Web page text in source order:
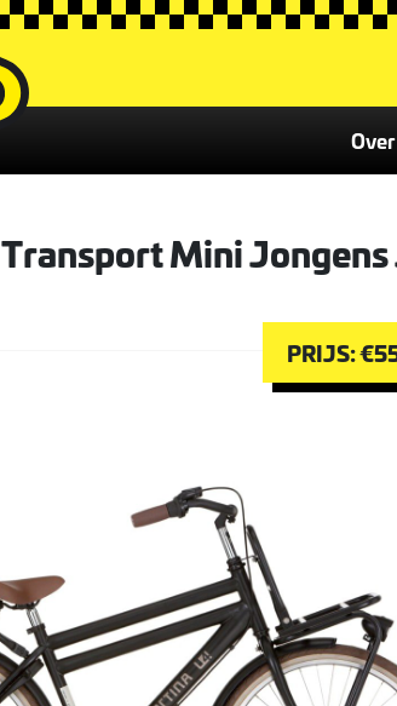
Het Veloto
Vacatures
Transport Mini
PRIJS: